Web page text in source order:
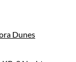
Dunes